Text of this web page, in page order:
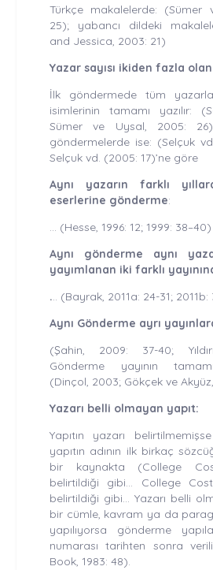
Türkçe makalelerde: (Sümer
25); yabancı dildeki
and Jessica, 2003: 21)
Yazar sayısı ikiden fazla
İlk göndermede tüm
isimlerinin tamamı yazılır:
Sümer ve Uysal, 2005:
göndermelerde ise: (Selçuk
Selçuk vd. (2005: 17)’ne göre
Aynı yazarın farklı
eserlerine gönderme:
... (Hesse, 1996: 12; 1999: 38–40)
Aynı gönderme aynı
yayımlanan iki farklı
... (Bayrak, 2011a: 24-31; 2011b:
Aynı Gönderme ayrı
(Şahin, 2009: 37-40;
Gönderme yayının
(Dinçol, 2003; Gökçek ve
Yazarı belli olmayan yapıt:
Yapıtın yazarı
yapıtın adının ilk birkaç
bir kaynakta (College
belirtildiği gibi... College
belirtildiği gibi... Yazarı belli
bir cümle, kavram ya da
yapılıyorsa gönderme
numarası tarihten sonra
Book, 1983: 48).